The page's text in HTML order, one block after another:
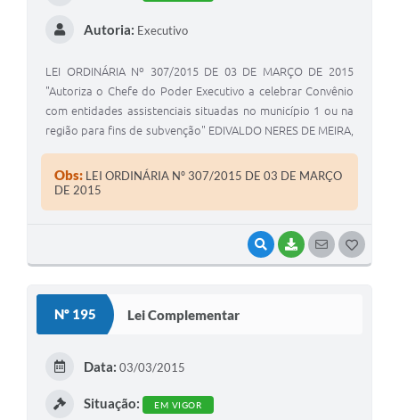
VISUALIZAR
BAIXARSEGUIR
Autoria: Executivo
LEI ORDINÁRIA Nº 307/2015 DE 03 DE MARÇO DE 2015
"Autoriza o Chefe do Poder Executivo a celebrar Convênio
com entidades assistenciais situadas no município 1 ou na
região para fins de subvenção" EDIVALDO NERES DE MEIRA,
Paulo , em exercício , no uso de suas atribuições legais
Obs: LEI ORDINÁRIA Nº 307/2015 DE 03 DE MARÇO
DE 2015
Nº 195 Lei Complementar
Data: 03/03/2015
Situação: EM VIGOR